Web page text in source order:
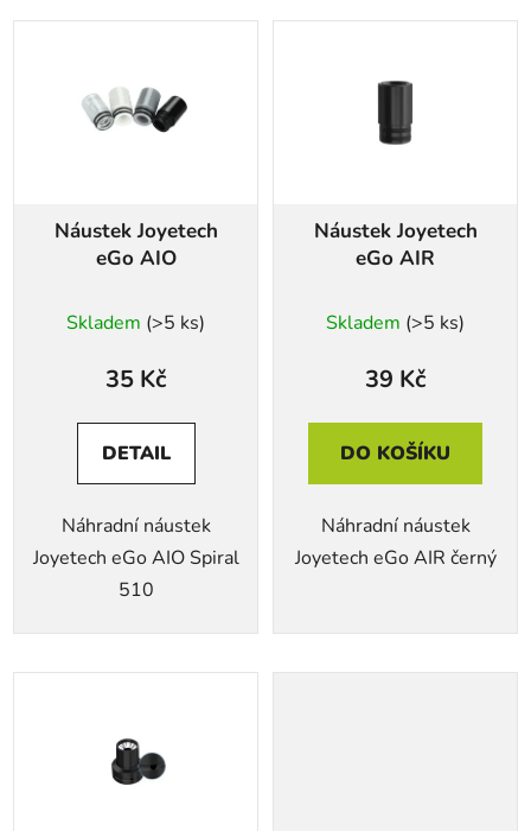
V
Náustek Joyetech
eGo AIO
Skladem (>5 ks)
35 Kč
DETAIL
Náhradní náustek
Joyetech eGo AIO Spiral
510
Náustek Joyetech
eGo AIR
Skladem (>5 ks)
39 Kč
DO KOŠÍKU
Náhradní náustek
Joyetech eGo AIR černý